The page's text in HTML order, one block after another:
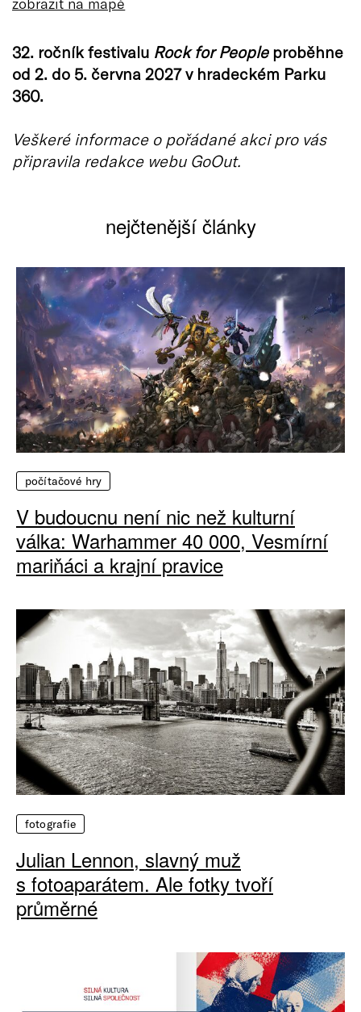
32. ročník festivalu Rock for Peopleproběhne
od 2. do 5. června 2027 v hradeckém Parku
360.
Veškeré informace o pořádané akci pro vás
připravila redakce webu GoOut.
nejčtenější články
počítačové hry
V budoucnu není nic než kulturní
válka: Warhammer 40 000, Vesmírní
mariňáci a krajní pravice
fotografie
Julian Lennon, slavný muž
s fotoaparátem. Ale fotky tvoří
průměrné